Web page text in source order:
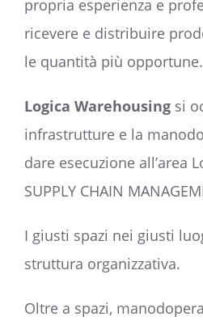
propria esperienza e
ricevere e distribuire
le quantità più opportune.
Logica Warehousing si
infrastrutture e la
dare esecuzione all’area
SUPPLY CHAIN
I giusti spazi nei giusti
struttura organizzativa.
Oltre a spazi,